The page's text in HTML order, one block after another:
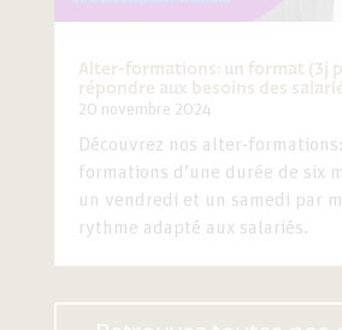
Alter-formations: un format (3j
répondre aux besoins des
20 novembre 2024
Découvrez nos alter-
formations d’une durée de six
un vendredi et un samedi par
rythme adapté aux salariés.